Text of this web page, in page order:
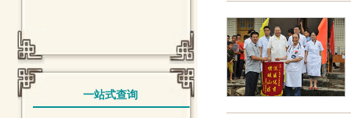
一站式查询